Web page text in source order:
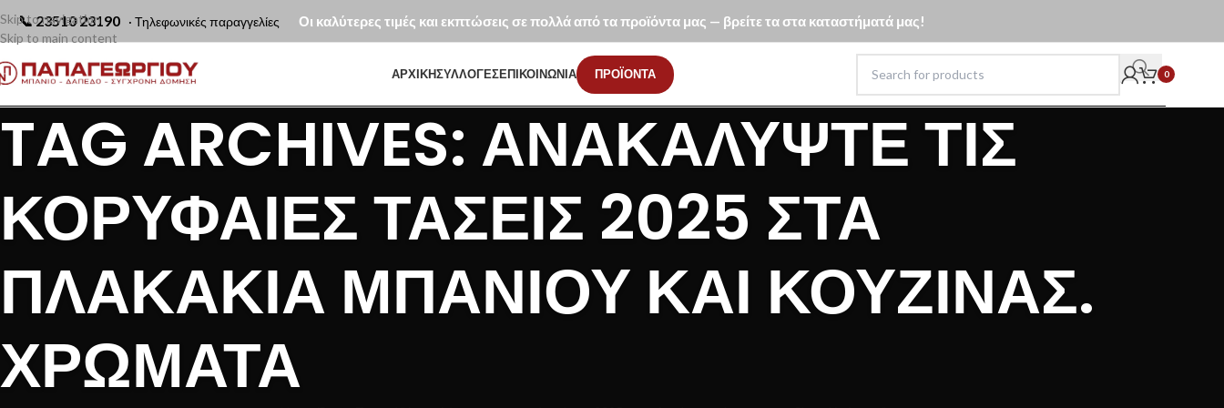
📞 23510 23190 · Τηλεφωνικές παραγγελίες Οι καλύτερες τιμές και εκπτώσεις σε πολλά από τα προϊόντα μας — βρείτε τα στα καταστήματά μας!
Skip to navigation
Skip to main content
ΑΡΧΙΚΗΣΥΛΛΟΓΕΣΕΠΙΚΟΙΝΩΝΙΑ ΠΡΟΪΟΝΤΑ 0
TAG ARCHIVES: ΑΝΑΚΑΛΎΨΤΕ ΤΙΣ
ΚΟΡΥΦΑΊΕΣ ΤΆΣΕΙΣ 2025 ΣΤΑ
ΠΛΑΚΆΚΙΑ ΜΠΆΝΙΟΥ ΚΑΙ ΚΟΥΖΊΝΑΣ.
ΧΡΏΜΑΤΑ